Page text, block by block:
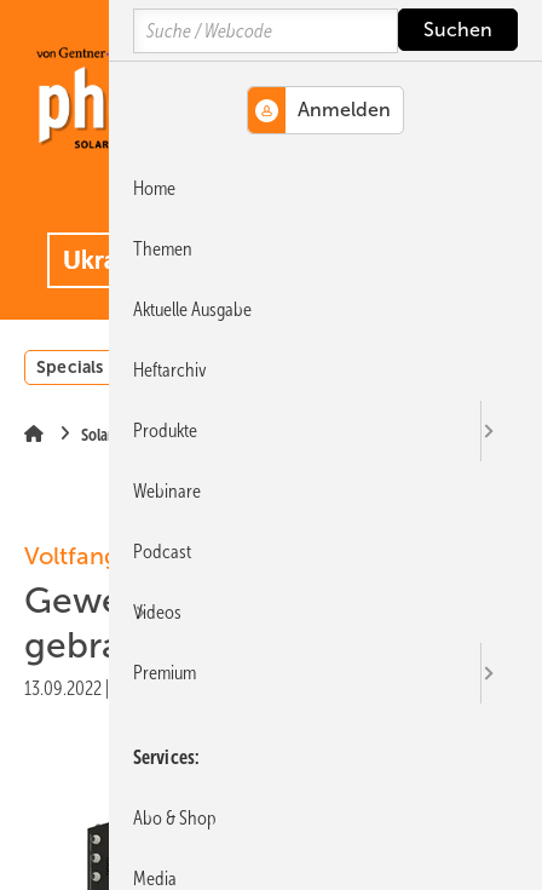
Hauptinhalt
Hauptmenü
SiteSearch
Specials Einstrahlungsatlas
Solarspeicher
Voltfang
Gewerbespeicher mit
gebrauchten Akkus
13.09.2022
Search
Home
Themen
Aktuelle Ausgabe
Heftarchiv
Produkte
Webinare
Podcast
Videos
Premium
Services
Abo & Shop
Media